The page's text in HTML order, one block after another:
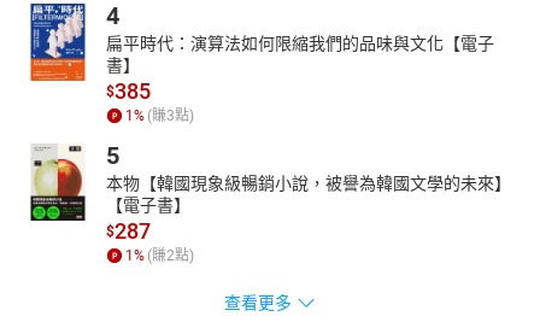
4
扁平時代：演算法如何限縮我們的品味與文化【電子
書】
$385
1 % (賺3點)
5
本物【韓國現象級暢銷小說，被譽為韓國文學的未來】
【電子書】
$287
1 % (賺2點)
查看更多